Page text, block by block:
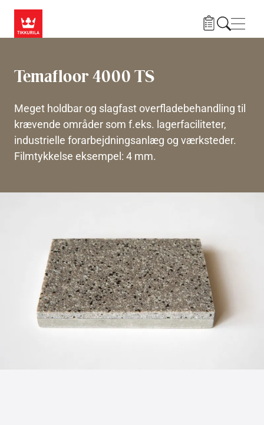
Temafloor 4000 TS
Meget holdbar og slagfast overfladebehandling til
krævende områder som f.eks. lagerfaciliteter,
industrielle forarbejdningsanlæg og værksteder.
Filmtykkelse eksempel: 4 mm.